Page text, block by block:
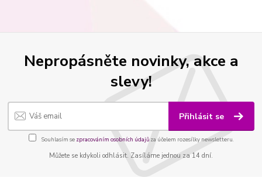
Nepropásněte novinky, akce a
slevy!
Přihlásit se
Souhlasím se zpracováním osobních údajůza účelem rozesílky newsletteru.
Můžete se kdykoli odhlásit. Zasíláme jednou za 14 dní.